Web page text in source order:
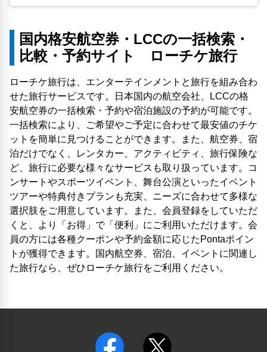
国内格安航空券・LCCの一括検索・
比較・予約サイト ローチケ旅行
ローチケ旅行は、エンターテインメントと旅行を組み合わ
せた旅行サービスです。日本国内の航空会社、LCCの格
安航空券の一括検索・予約や宿泊施設の予約が可能です。
一括検索により、ご希望やご予定に合わせて最安値のチケ
ットを簡単に見つけることができます。また、航空券、宿
泊だけでなく、レンタカー、アクティビティ、旅行保険な
ど、旅行に必要な様々なサービスも取り扱っています。コ
ンサートやスポーツイベント、舞台公演といったイベント
ツアーや特典付きプランも充実、ニーズに合わせて多様な
選択肢をご用意しています。また、会員登録をしていただ
くと、より「お得」で「便利」にご利用いただけます。会
員の方には各種クーポンや予約金額に応じたPontaポイン
トが獲得できます。国内航空券、宿泊、イベントに関連し
た旅行なら、ぜひローチケ旅行をご利用ください。